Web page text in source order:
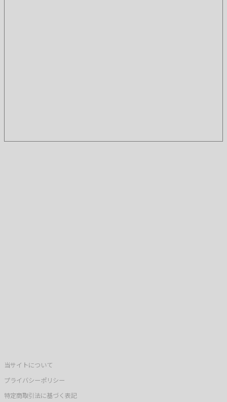
当サイトについて
プライバシーポリシー
特定商取引法に基づく表記